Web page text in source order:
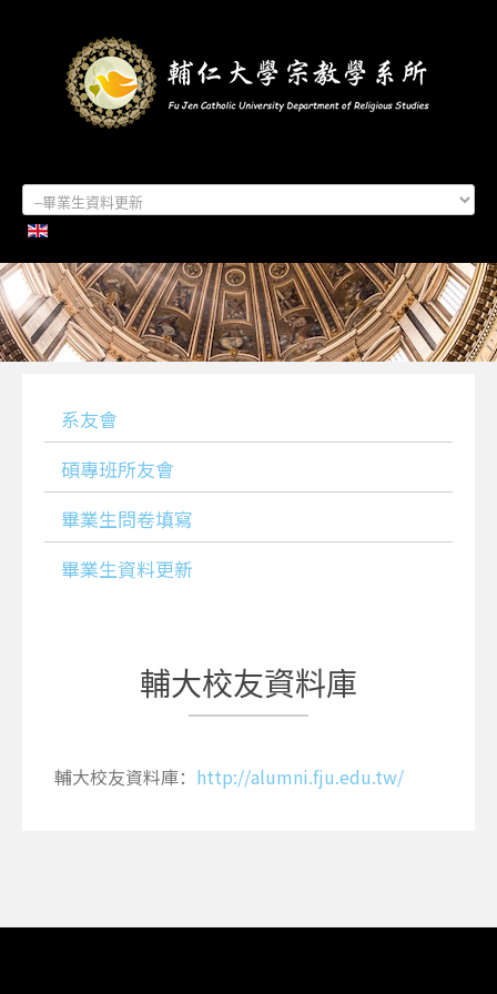
首頁
系所簡介
本系成員
學生專區
招生資訊
各項活動
研究及出版
系所友專區
聯絡我們
系友會
碩專班所友會
畢業生問卷填寫
畢業生資料更新
輔大校友資料庫
輔大校友資料庫： http://alumni.fju.edu.tw/